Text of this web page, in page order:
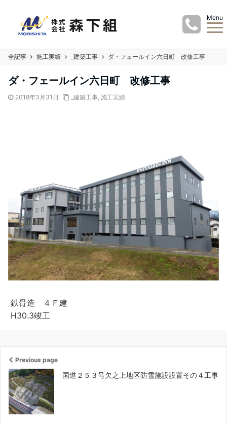
Menu
全記事 施工実績 _建築工事 ダ・フェールイン六日町 改修工事
ダ・フェールイン六日町 改修工事
2018年3月31日 _建築工事, 施工実績
鉄骨造 ４Ｆ建
H30.3竣工
Previous page
国道２５３号欠之上地区防雪施設設置その４工事